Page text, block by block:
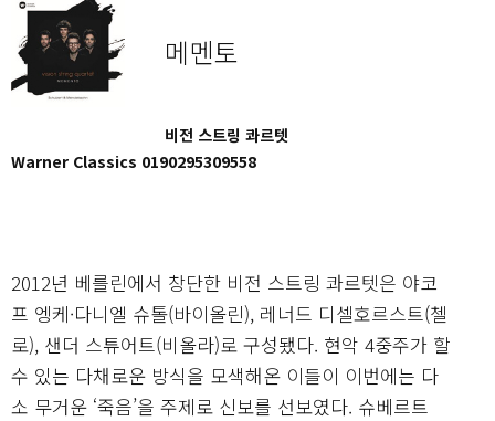
메멘토
비전 스트링 콰르텟
Warner Classics 0190295309558
2012년 베를린에서 창단한 비전 스트링 콰르텟은 야코
프 엥케·다니엘 슈톨(바이올린), 레너드 디셀호르스트(첼
로), 샌더 스튜어트(비올라)로 구성됐다. 현악 4중주가 할
수 있는 다채로운 방식을 모색해온 이들이 이번에는 다
소 무거운 ‘죽음’을 주제로 신보를 선보였다. 슈베르트